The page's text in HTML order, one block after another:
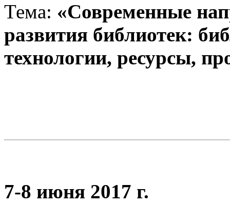
Тема: «Современные
развития библиотек:
технологии, ресурсы,
7-8 июня 2017 г.